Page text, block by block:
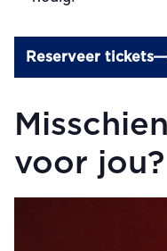
Reserveer tickets
voor jou?